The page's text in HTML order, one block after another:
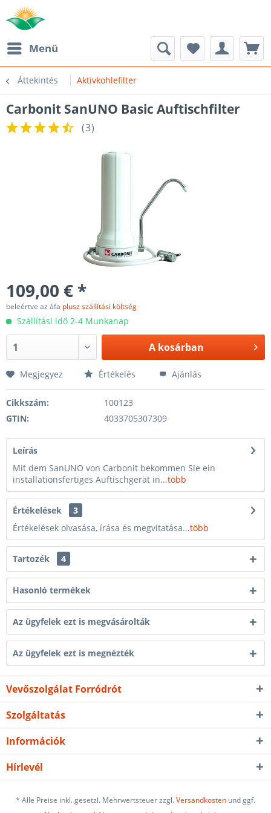
Menü
Áttekintés Aktivkohlefilter
Carbonit SanUNO Basic Auftischfilter
(3)
109,00 € *
beleértve az áfa plusz szállítási költség
Szállítási idő 2-4 Munkanap
A kosárban
Megjegyez Értékelés Ajánlás
Cikkszám:
100123
GTIN:
4033705307309
Leírás
Mit dem SanUNO von Carbonit bekommen Sie ein
installationsfertiges Auftischgerät in...több
Értékelések
3
Értékelések olvasása, írása és megvitatása...több
Tartozék 4
Hasonló termékek
Az ügyfelek ezt is megvásárolták
Az ügyfelek ezt is megnézték
Vevőszolgálat Forródrót
Szolgáltatás
Információk
Hírlevél
* Alle Preise inkl. gesetzl. Mehrwertsteuer zzgl.Versandkosten und ggf.